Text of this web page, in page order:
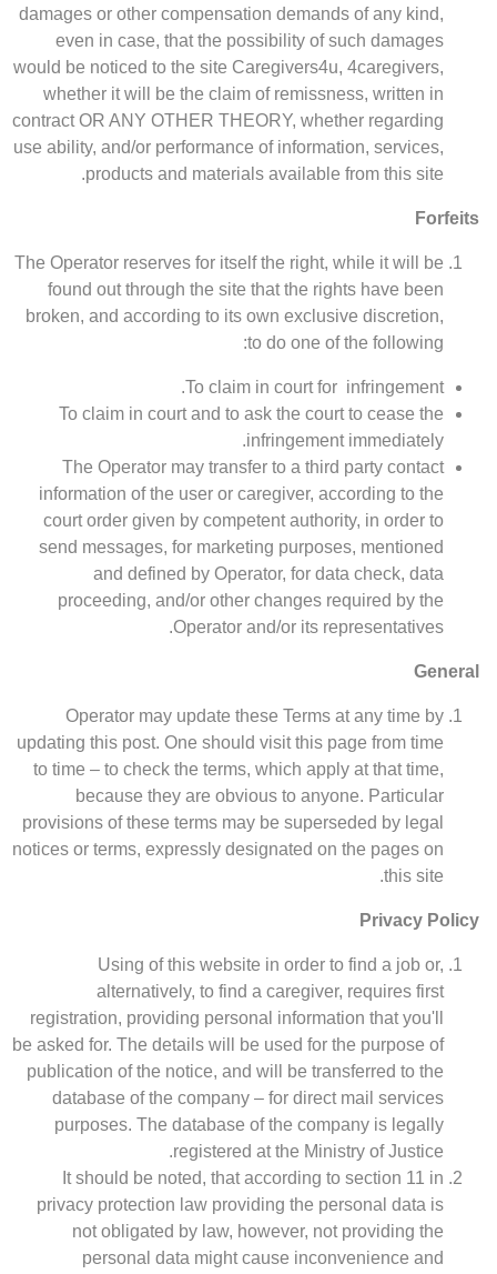
damages or other compensation demands of any kind,
even in case, that the possibility of such damages
would be noticed to the site Caregivers4u, 4caregivers,
whether it will be the claim of remissness, written in
contract OR ANY OTHER THEORY, whether regarding
use ability, and/or performance of information, services,
products and materials available from this site.
Forfeits
The Operator reserves for itself the right, while it will be
found out through the site that the rights have been
broken, and according to its own exclusive discretion,
to do one of the following:
To claim in court for infringement.
To claim in court and to ask the court to cease the
infringement immediately.
The Operator may transfer to a third party contact
information of the user or caregiver, according to the
court order given by competent authority, in order to
send messages, for marketing purposes, mentioned
and defined by Operator, for data check, data
proceeding, and/or other changes required by the
Operator and/or its representatives.
General
Operator may update these Terms at any time by
updating this post. One should visit this page from time
to time – to check the terms, which apply at that time,
because they are obvious to anyone. Particular
provisions of these terms may be superseded by legal
notices or terms, expressly designated on the pages on
this site.
Privacy Policy
Using of this website in order to find a job or,
alternatively, to find a caregiver, requires first
registration, providing personal information that you'll
be asked for. The details will be used for the purpose of
publication of the notice, and will be transferred to the
database of the company – for direct mail services
purposes. The database of the company is legally
registered at the Ministry of Justice.
It should be noted, that according to section 11 in
privacy protection law providing the personal data is
not obligated by law, however, not providing the
personal data might cause inconvenience and